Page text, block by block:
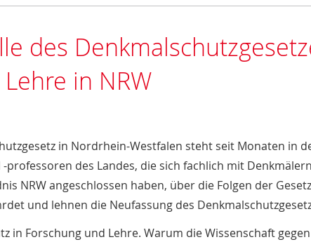
des
in NRW
in Nordrhein-Westfalen steht seit Monaten in
des Landes, die sich fachlich mit
NRW angeschlossen haben, über die Folgen der
und lehnen die Neufassung des
in Forschung und Lehre. Warum die Wissenschaft